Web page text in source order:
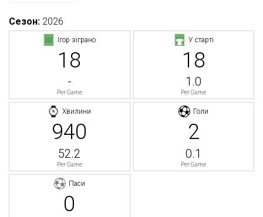
Сезон: 2026
Ігор зіграно
18
-
Per Game
У старті
18
1.0
Per Game
Хвилини
940
52.2
Per Game
Голи
2
0.1
Per Game
Паси
0